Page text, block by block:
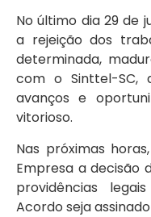
No último dia 29 de
a rejeição dos
determinada,
com o Sinttel-SC,
avanços e
vitorioso.
Nas próximas
Empresa a decisão
providências
Acordo seja